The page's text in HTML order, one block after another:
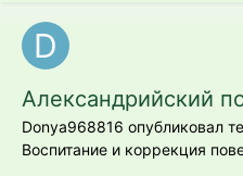
Александрийский
Donya968816 опубликовал
Воспитание и коррекция